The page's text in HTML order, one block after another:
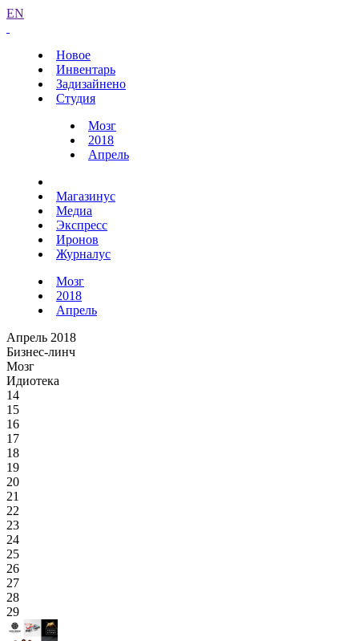
EN
Новое
Инвентарь
Задизайнено
Студия
Мозг
2018
Апрель
Магазинус
Медиа
Экспресс
Иронов
Журналус
Мозг
2018
Апрель
Апрель 2018
Бизнес-линч
Мозг
Идиотека
14
15
16
17
18
19
20
21
22
23
24
25
26
27
28
29